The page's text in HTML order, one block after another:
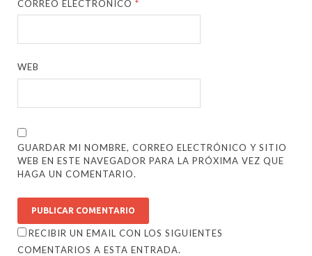
CORREO ELECTRÓNICO*
WEB
GUARDAR MI NOMBRE, CORREO ELECTRÓNICO Y SITIO
WEB EN ESTE NAVEGADOR PARA LA PRÓXIMA VEZ QUE
HAGA UN COMENTARIO.
RECIBIR UN EMAIL CON LOS SIGUIENTES
COMENTARIOS A ESTA ENTRADA.